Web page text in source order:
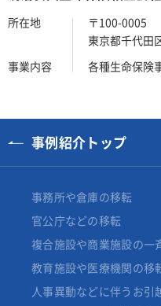
所在地
〒100-0005
東京都千代田
事業内容
各種生命保険
事例紹介トップ
事務所や倉庫の移転
官公庁などの移転
複合施設や商業施設の一
教育施設や医療機関の移
人事異動などに伴うお引